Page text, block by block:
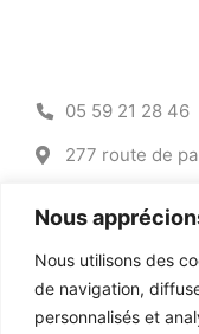
Nous
Nous utilisons des
de navigation,
personnalisés et
05 59 21 28 46
277 route de
Salé